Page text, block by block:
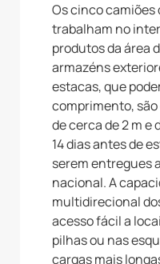
Os cinco camiões
trabalham no
produtos da área
armazéns
estacas, que
comprimento,
de cerca de 2 m e
14 dias antes de
serem entregues
nacional. A
multidirecional
acesso fácil a
pilhas ou nas
cargas mais